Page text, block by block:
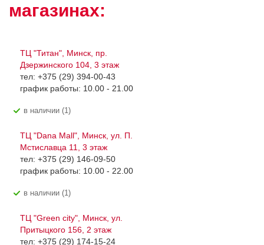
магазинах:
ТЦ "Титан", Минск, пр.
Дзержинского 104, 3 этаж
тел: +375 (29) 394-00-43
график работы: 10.00 - 21.00
В наличии (1)
ТЦ "Dana Mall", Минск, ул. П.
Мстиславца 11, 3 этаж
тел: +375 (29) 146-09-50
график работы: 10.00 - 22.00
В наличии (1)
ТЦ "Green city", Минск, ул.
Притыцкого 156, 2 этаж
тел: +375 (29) 174-15-24